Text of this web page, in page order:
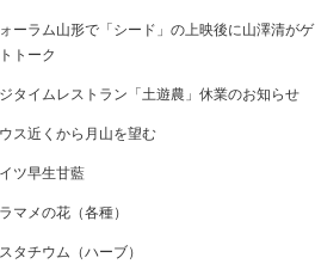
ーラム山形で「シード」の上映後に山澤清がゲ
トーク
タイムレストラン「土遊農」休業のお知らせ
ス近くから月山を望む
ツ早生甘藍
マメの花（各種）
タチウム（ハーブ）